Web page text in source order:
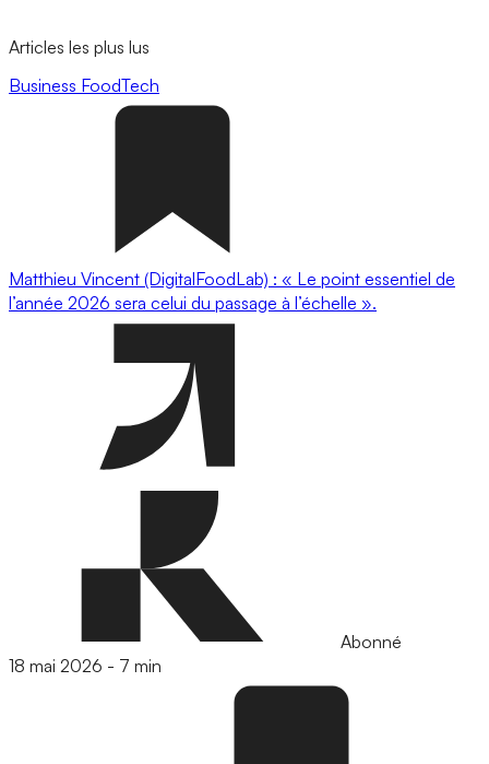
Articles les plus lus
Business FoodTech
Matthieu Vincent (DigitalFoodLab) : « Le point essentiel de
l’année 2026 sera celui du passage à l’échelle ».
Abonné
18 mai 2026 - 7 min